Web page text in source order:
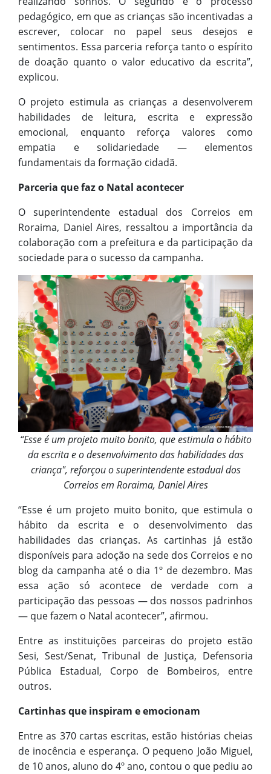
pedagógico, em que as crianças são incentivadas a
escrever, colocar no papel seus desejos e
sentimentos. Essa parceria reforça tanto o espírito
de doação quanto o valor educativo da escrita”,
explicou.
O projeto estimula as crianças a desenvolverem
habilidades de leitura, escrita e expressão
emocional, enquanto reforça valores como
empatia e solidariedade — elementos
fundamentais da formação cidadã.
Parceria que faz o Natal acontecer
O superintendente estadual dos Correios em
Roraima, Daniel Aires, ressaltou a importância da
colaboração com a prefeitura e da participação da
sociedade para o sucesso da campanha.
“Esse é um projeto muito bonito, que estimula o hábito
da escrita e o desenvolvimento das habilidades das
criança", reforçou o superintendente estadual dos
Correios em Roraima, Daniel Aires
“Esse é um projeto muito bonito, que estimula o
hábito da escrita e o desenvolvimento das
habilidades das crianças. As cartinhas já estão
disponíveis para adoção na sede dos Correios e no
blog da campanha até o dia 1º de dezembro. Mas
essa ação só acontece de verdade com a
participação das pessoas — dos nossos padrinhos
— que fazem o Natal acontecer”, afirmou.
Entre as instituições parceiras do projeto estão
Sesi, Sest/Senat, Tribunal de Justiça, Defensoria
Pública Estadual, Corpo de Bombeiros, entre
outros.
Cartinhas que inspiram e emocionam
Entre as 370 cartas escritas, estão histórias cheias
de inocência e esperança. O pequeno João Miguel,
de 10 anos, aluno do 4º ano, contou o que pediu ao